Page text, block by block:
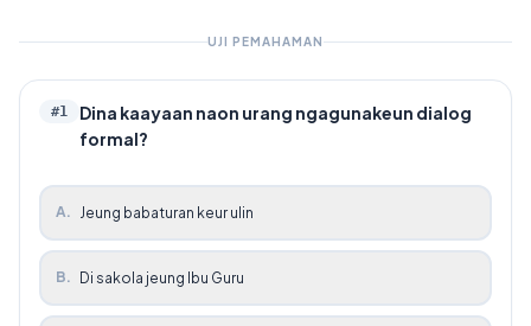
UJI PEMAHAMAN
#1
Dina kaayaan naon urang ngagunakeun dialog
formal?
A. Jeung babaturan keur ulin
B. Di sakola jeung Ibu Guru